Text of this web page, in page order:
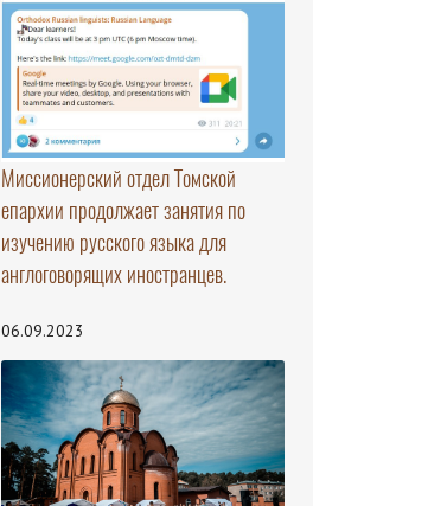
Миссионерский отдел Томской
епархии продолжает занятия по
изучению русского языка для
англоговорящих иностранцев.
06.09.2023